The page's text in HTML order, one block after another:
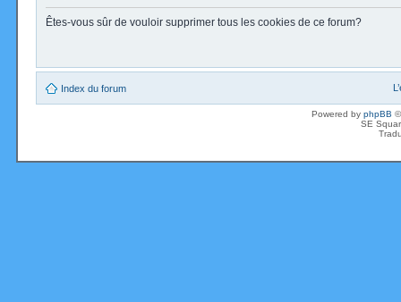
Êtes-vous sûr de vouloir supprimer tous les cookies de ce forum?
Index du forum
Powered by phpBB
SE